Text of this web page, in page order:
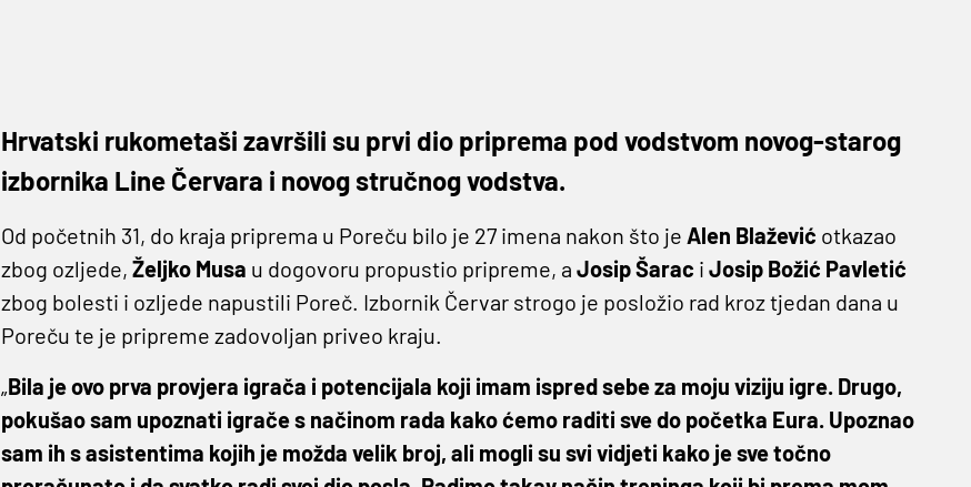
Hrvatski rukometaši završili su prvi dio priprema pod vodstvom novog-starog
izbornika Line Červara i novog stručnog vodstva.
Od početnih 31, do kraja priprema u Poreču bilo je 27 imena nakon što je Alen Blažević otkazao
zbog ozljede, Željko Musa u dogovoru propustio pripreme, a Josip Šarac i Josip Božić Pavletić
zbog bolesti i ozljede napustili Poreč. Izbornik Červar strogo je posložio rad kroz tjedan dana u
Poreču te je pripreme zadovoljan priveo kraju.
„Bila je ovo prva provjera igrača i potencijala koji imam ispred sebe za moju viziju igre. Drugo,
pokušao sam upoznati igrače s načinom rada kako ćemo raditi sve do početka Eura. Upoznao
sam ih s asistentima kojih je možda velik broj, ali mogli su svi vidjeti kako je sve točno